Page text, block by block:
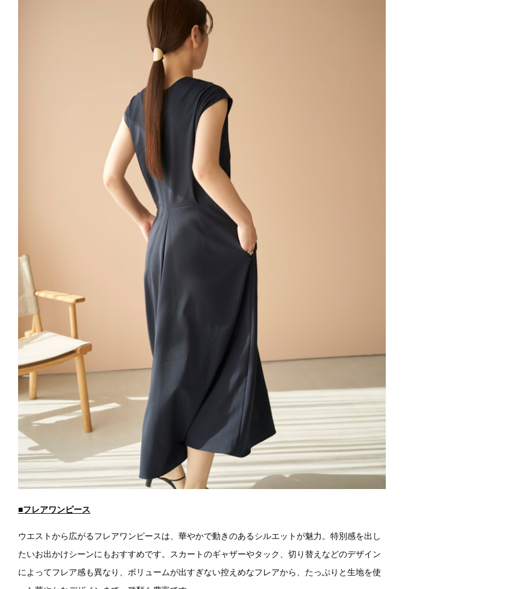
■フレアワンピース
ウエストから広がるフレアワンピースは、華やかで動きのあるシルエットが魅力。特別感を出し
たいお出かけシーンにもおすすめです。スカートのギャザーやタック、切り替えなどのデザイン
によってフレア感も異なり、ボリュームが出すぎない控えめなフレアから、たっぷりと生地を使